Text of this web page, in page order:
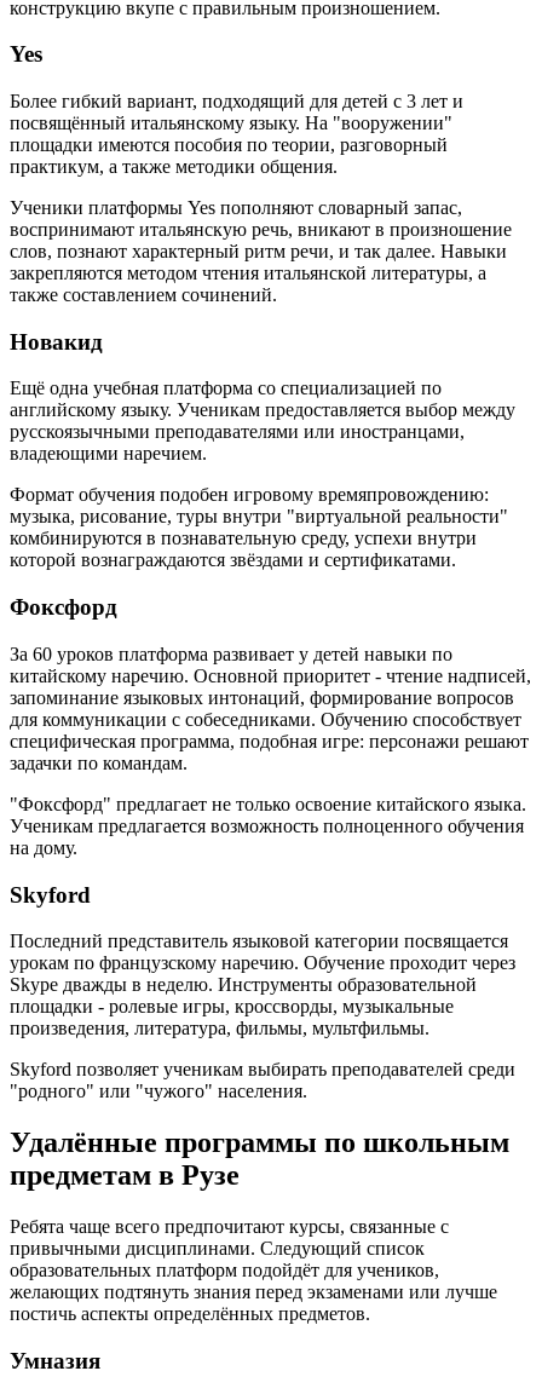
конструкцию вкупе с правильным произношением.
Yes
Более гибкий вариант, подходящий для детей с 3 лет и
посвящённый итальянскому языку. На "вооружении"
площадки имеются пособия по теории, разговорный
практикум, а также методики общения.
Ученики платформы Yes пополняют словарный запас,
воспринимают итальянскую речь, вникают в произношение
слов, познают характерный ритм речи, и так далее. Навыки
закрепляются методом чтения итальянской литературы, а
также составлением сочинений.
Новакид
Ещё одна учебная платформа со специализацией по
английскому языку. Ученикам предоставляется выбор между
русскоязычными преподавателями или иностранцами,
владеющими наречием.
Формат обучения подобен игровому времяпровождению:
музыка, рисование, туры внутри "виртуальной реальности"
комбинируются в познавательную среду, успехи внутри
которой вознаграждаются звёздами и сертификатами.
Фоксфорд
За 60 уроков платформа развивает у детей навыки по
китайскому наречию. Основной приоритет - чтение надписей,
запоминание языковых интонаций, формирование вопросов
для коммуникации с собеседниками. Обучению способствует
специфическая программа, подобная игре: персонажи решают
задачки по командам.
"Фоксфорд" предлагает не только освоение китайского языка.
Ученикам предлагается возможность полноценного обучения
на дому.
Skyford
Последний представитель языковой категории посвящается
урокам по французскому наречию. Обучение проходит через
Skype дважды в неделю. Инструменты образовательной
площадки - ролевые игры, кроссворды, музыкальные
произведения, литература, фильмы, мультфильмы.
Skyford позволяет ученикам выбирать преподавателей среди
"родного" или "чужого" населения.
Удалённые программы по школьным
предметам в Рузе
Ребята чаще всего предпочитают курсы, связанные с
привычными дисциплинами. Следующий список
образовательных платформ подойдёт для учеников,
желающих подтянуть знания перед экзаменами или лучше
постичь аспекты определённых предметов.
Умназия